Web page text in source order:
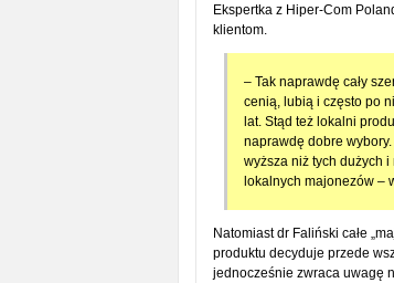
Ekspertka z Hiper-Com
klientom.
– Tak naprawdę cały
cenią, lubią i często po
lat. Stąd też lokalni
naprawdę dobre
wyższa niż tych dużych
lokalnych majonezów –
Natomiast dr Faliński całe
produktu decyduje przede
jednocześnie zwraca uwagę